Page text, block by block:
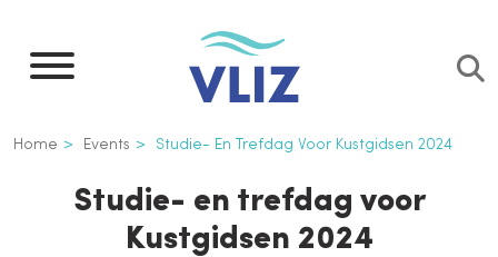
naar
inhoud
Kruimelpad
Home Events Studie- En Trefdag Voor Kustgidsen 2024
Studie- en trefdag voor
Kustgidsen 2024